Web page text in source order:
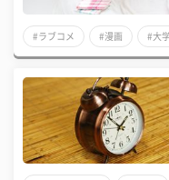
#ラブコメ #漫画 #大